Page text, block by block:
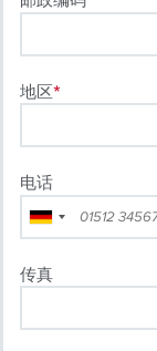
地区
电话
传真